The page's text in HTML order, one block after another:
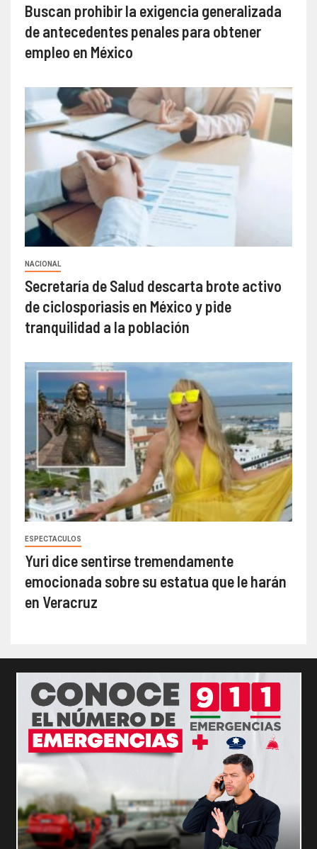
Buscan prohibir la exigencia generalizada
de antecedentes penales para obtener
empleo en México
NACIONAL
Secretaría de Salud descarta brote activo
de ciclosporiasis en México y pide
tranquilidad a la población
ESPECTACULOS
Yuri dice sentirse tremendamente
emocionada sobre su estatua que le harán
en Veracruz